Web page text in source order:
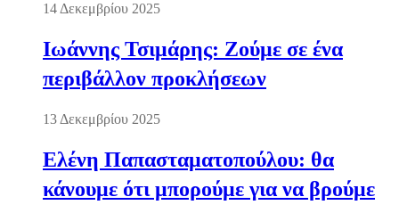
14 Δεκεμβρίου 2025
Ιωάννης Τσιμάρης: Ζούμε σε ένα
περιβάλλον προκλήσεων
13 Δεκεμβρίου 2025
Ελένη Παπασταματοπούλου: θα
κάνουμε ότι μπορούμε για να βρούμε